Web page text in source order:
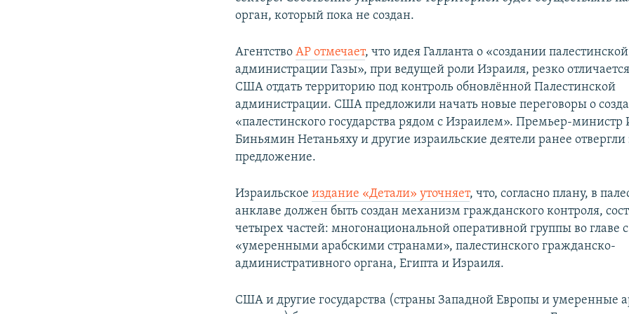
орган, который пока не создан.
АгентствоAP отмечает, что идея Галланта о «создании палестинской
администрации Газы», при ведущей роли Израиля, резко
США отдать территорию под контроль обновлённой Палестинской
администрации. США предложили начать новые переговоры о
«палестинского государства рядом с Израилем». Премьер-министр
Биньямин Нетаньяху и другие израильские деятели ранее отвергли
предложение.
Израильскоеиздание «Детали» уточняет, что, согласно плану, в
анклаве должен быть создан механизм гражданского контроля,
четырех частей: многонациональной оперативной группы во главе
«умеренными арабскими странами», палестинского гражданско-
административного органа, Египта и Израиля.
США и другие государства (страны Западной Европы и умеренные